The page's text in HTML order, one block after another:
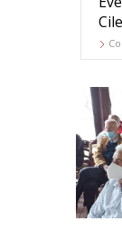
COSA
COSA
CONTATTI